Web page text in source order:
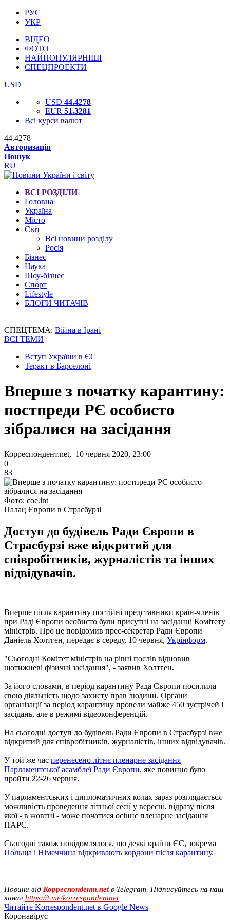
РУС
УКР
ВІДЕО
ФОТО
НАЙПОПУЛЯРНІШІ
СПЕЦПРОЕКТИ
USD
USD 44.4278
EUR 51.3281
Всі курси валют
44.4278
Авторизація
Пошук
RU
ВСІ РОЗДІЛИ
Головна
Україна
Місто
Світ
Всі новини розділу
Росія
Бізнес
Наука
Шоу-бізнес
Спорт
Lifestyle
БЛОГИ ЧИТАЧІВ
СПЕЦТЕМА: Війна в Ірані
ВСІ ТЕМИ
Вступ України в ЄС
Теракт в Барселоні
Вперше з початку карантину:
постпреди РЄ особисто
зібралися на засідання
Корреспондент.net, 10 червня 2020, 23:00
0
83
Фото: coe.int
Палац Європи в Страсбурзі
Доступ до будівель Ради Європи в
Страсбурзі вже відкритий для
співробітників, журналістів та інших
відвідувачів.
Вперше після карантину постійні представники країн-членів
при Раді Європи особисто були присутні на засіданні Комітету
міністрів. Про це повідомив прес-секретар Ради Європи
Даніель Холтген, передає в середу, 10 червня, Укрінформ.
"Сьогодні Комітет міністрів на рівні послів відновив
щотижневі фізичні засідання", - заявив Холтген.
За його словами, в період карантину Рада Європи посилила
свою діяльність щодо захисту прав людини. Органи
організації за період карантину провели майже 450 зустрічей і
засідань, але в режимі відеоконференцій.
На сьогодні доступ до будівель Ради Європи в Страсбурзі вже
відкритий для співробітників, журналістів, інших відвідувачів.
У той же час перенесено літнє пленарне засідання
Парламентської асамблеї Ради Європи, яке повинно було
пройти 22-26 червня.
У парламентських і дипломатичних колах зараз розглядається
можливість проведення літньої сесії у вересні, відразу після
якої - в жовтні - може початися осіннє пленарне засідання
ПАРЄ.
Сьогодні також повідомлялося, що деякі країни ЄС, зокрема
Польща і Німеччина відкривають кордони після карантину.
Новини від Корреспондент.netв Telegram. Підписуйтесь на наш
канал https://t.me/korrespondentnet
Читайте Korrespondent.net в Google News
Коронавірус